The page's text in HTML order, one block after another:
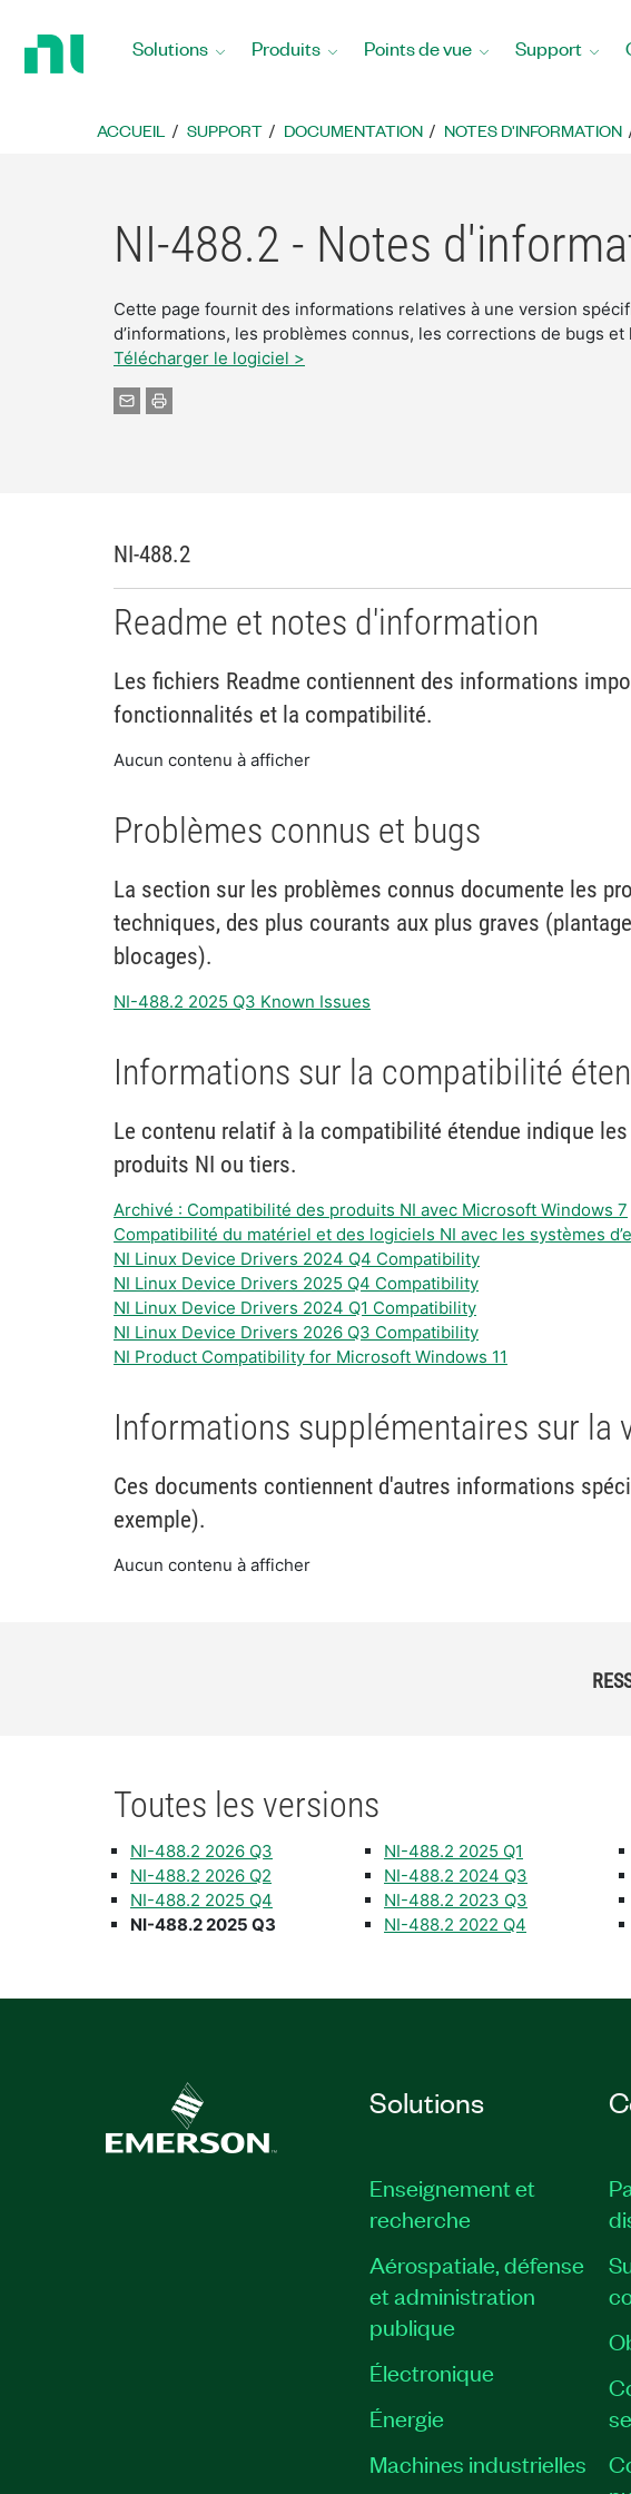
Solutions Produits Points de vue Support
ACCUEIL SUPPORT DOCUMENTATION NOTES D'INFORMATION
NI-488.2 - Notes
Cette page fournit des informations relatives à une version
d’informations, les problèmes connus, les corrections de bugs
Télécharger le logiciel >
NI-488.2
Readme et notes d'information
Les fichiers Readme contiennent des informations
fonctionnalités et la compatibilité.
Aucun contenu à afficher
Problèmes connus et bugs
La section sur les problèmes connus documente les
techniques, des plus courants aux plus graves
blocages).
NI-488.2 2025 Q3 Known Issues
Informations sur la compatibilité
Le contenu relatif à la compatibilité étendue indique
produits NI ou tiers.
Archivé : Compatibilité des produits NI avec Microsoft Windows 7
Compatibilité du matériel et des logiciels NI avec les systèmes
NI Linux Device Drivers 2024 Q4 Compatibility
NI Linux Device Drivers 2025 Q4 Compatibility
NI Linux Device Drivers 2024 Q1 Compatibility
NI Linux Device Drivers 2026 Q3 Compatibility
NI Product Compatibility for Microsoft Windows 11
Informations supplémentaires sur la
Ces documents contiennent d'autres informations
exemple).
Aucun contenu à afficher
Toutes les versions
NI-488.2 2026 Q3
NI-488.2 2026 Q2
NI-488.2 2025 Q4
NI-488.2 2025 Q3
NI-488.2 2025 Q1
NI-488.2 2024 Q3
NI-488.2 2023 Q3
NI-488.2 2022 Q4
Solutions
Enseignement et
recherche
Aérospatiale, défense
et administration
publique
Électronique
Énergie​
Machines industrielles